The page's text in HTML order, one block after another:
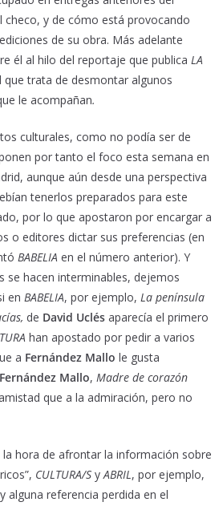
checo, y de cómo está provocando
de su obra. Más adelante
él al hilo del reportaje que publica LA
que trata de desmontar algunos
le acompañan.
culturales, como no podía ser de
por tanto el foco esta semana en
aunque aún desde una perspectiva
tenerlos preparados para este
por lo que apostaron por encargar a
o editores dictar sus preferencias (en
BABELIA en el número anterior). Y
se hacen interminables, dejemos
en BABELIA, por ejemplo, La península
de David Uclés aparecía el primero
han apostado por pedir a varios
a Fernández Mallo le gusta
Fernández Mallo, Madre de corazón
que a la admiración, pero no
hora de afrontar la información sobre
CULTURA/S yABRIL, por ejemplo,
alguna referencia perdida en el